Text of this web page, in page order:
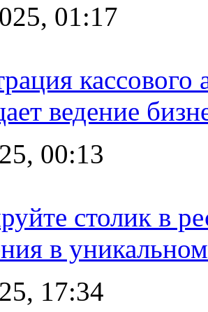
01:17
ведение
00:13
столик в
в
17:34